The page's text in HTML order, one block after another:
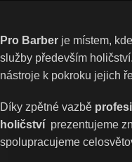
Pro Barber je místem,
služby především
nástroje k pokroku jejich
Díky zpětné vazbě
holičství prezentujeme
spolupracujeme